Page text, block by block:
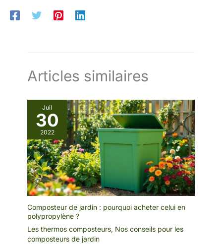
Articles similaires
Juil
30
2022
Composteur de jardin : pourquoi acheter celui en
polypropylène ?
Les thermos composteurs, Nos conseils pour les
composteurs de jardin